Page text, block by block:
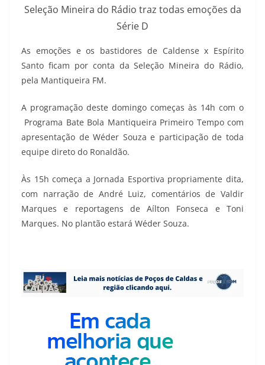
Seleção Mineira do Rádio traz todas emoções da
Série D
As emoções e os bastidores de Caldense x Espírito
Santo ficam por conta da Seleção Mineira do Rádio,
pela Mantiqueira FM.
A programação deste domingo começas às 14h com o
Programa Bate Bola Mantiqueira Primeiro Tempo com
apresentação de Wéder Souza e participação de toda
equipe direto do Ronaldão.
Às 15h começa a Jornada Esportiva propriamente dita,
com narração de André Luiz, comentários de Valdir
Marques e reportagens de Aílton Fonseca e Toni
Marques. No plantão estará Wéder Souza.